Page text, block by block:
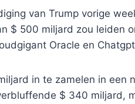
van Trump vorige
$ 500 miljard zou leiden
Oracle en
in te zamelen in een
$ 340 miljard,